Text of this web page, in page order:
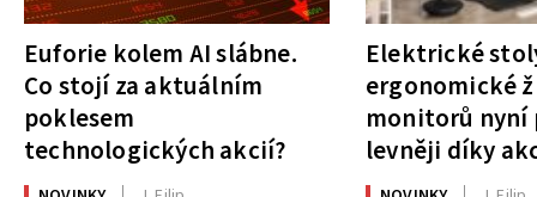
Euforie kolem AI slábne.
Co stojí za aktuálním
poklesem
technologických akcií?
Elektrické
ergonomické
monitorů
levněji díky